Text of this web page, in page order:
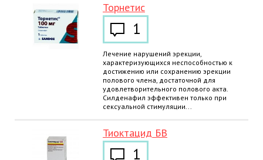
Торнетис
1
Лечение нарушений эрекции,
характеризующихся неспособностью к
достижению или сохранению эрекции
полового члена, достаточной для
удовлетворительного полового акта.
Силденафил эффективен только при
сексуальной стимуляции...
Тиоктацид БВ
1